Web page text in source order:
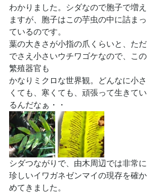
わかりました。シダなので胞子で増え
ますが、胞子はこの芋虫の中に詰まっ
ているのです。
葉の大きさが小指の爪くらいと、ただ
でさえ小さいウチワゴケなので、この
繁殖器官も
かなりミクロな世界観。どんなに小さ
くても、寒くても、頑張って生きてい
るんだなぁ・・
シダつながりで、由木周辺では非常に
珍しいイワガネゼンマイの現存を確か
めてきました。